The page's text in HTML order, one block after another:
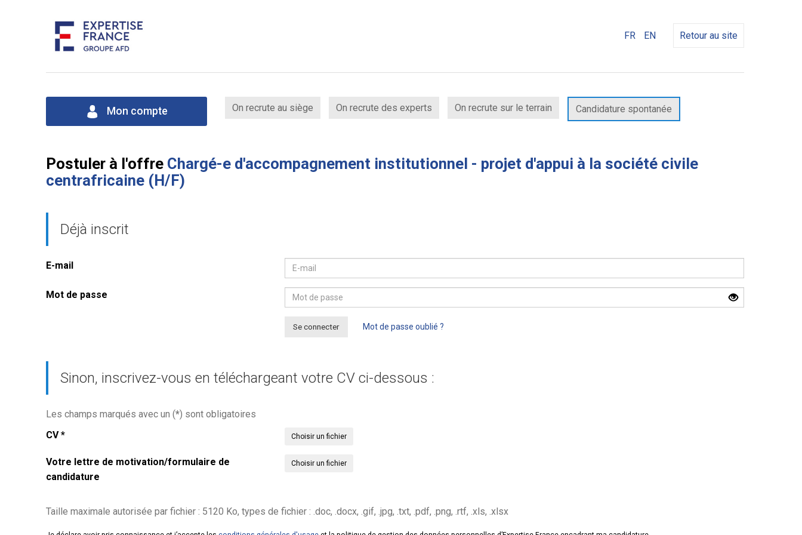
FR EN Retour au site
Mon compte On recrute au siège On recrute des experts On recrute sur le terrain Candidature spontanée
Postuler à l'offre Chargé-e d'accompagnement institutionnel - projet d'appui à la société civile
centrafricaine (H/F)
Déjà inscrit
E-mail
Mot de passe
Se connecter Mot de passe oublié ?
Sinon, inscrivez-vous en téléchargeant votre CV ci-dessous :
Les champs marqués avec un (*) sont obligatoires
CV * Choisir un fichier
Votre lettre de motivation/formulaire de
candidature
Choisir un fichier
Taille maximale autorisée par fichier : 5120 Ko, types de fichier : .doc, .docx, .gif, .jpg, .txt, .pdf, .png, .rtf, .xls, .xlsx